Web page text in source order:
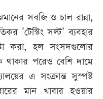
সবজি ও চাল রান্না,
'টেস্টিং সল্ট' ব্যবহার
করা, হল সংসদগুলোর
থাকার পরেও বেশি দামে
এ সংক্রান্ত সুস্পষ্ট
মান খাবার হওয়ার